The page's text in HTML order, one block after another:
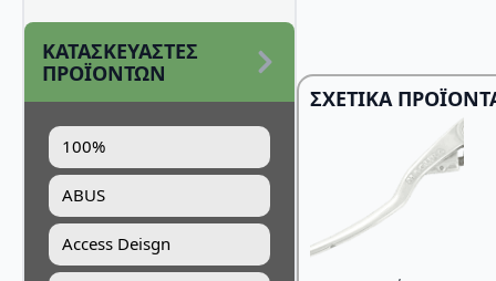
ΚΑΤΑΣΚΕΥΑΣΤΕΣ
ΠΡΟΪΟΝΤΩΝ
100%
ABUS
Access Deisgn
ΣΧΕΤΙΚΆ